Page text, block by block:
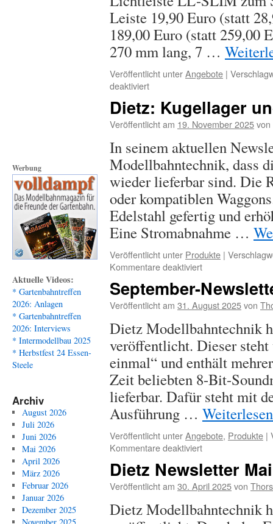
Leiste 19,90 Euro (statt
189,00 Euro (statt
270 mm lang, 7 …
Veröffentlicht unterAngebote |
deaktiviertfür
Newsletter
Dietz: Kugellager
Veröffentlicht am 19. November 2025von
In seinem aktuellen
Modellbahntechnik, dass
wieder lieferbar sind. Die
oder kompatiblen
Edelstahl gefertig und
Eine Stromabnahme …
Veröffentlicht unter Produkte |
Kommentare deaktiviertfür
Kugellager
und
Weichendecoder
September-
Veröffentlicht am 31. August 2025von
Dietz Modellbahntechnik
veröffentlicht. Dieser
einmal“ und enthält
Zeit beliebten 8-Bit-
lieferbar. Dafür steht mit
Ausführung …
Veröffentlicht unterAngebote, Produkte |
Kommentare deaktiviertfür
Newsletter
von
Dietz Newsletter
Veröffentlicht am 30. April 2025von
Dietz Modellbahntechnik
Werbung
Aktuelle Videos:
* Gartenbahntreffen
2026: Anlagen
* Gartenbahntreffen
2026: Interviews
* Intermodellbau 2025
* Herbstfest 24 Essen-
Steele
Archiv
August 2026
Juli 2026
Juni 2026
Mai 2026
April 2026
März 2026
Februar 2026
Januar 2026
Dezember 2025